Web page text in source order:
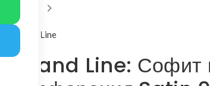
Grand Line
Grand Line: Софит